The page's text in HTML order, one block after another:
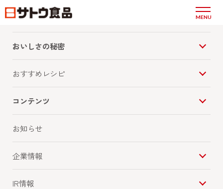
MENU
サトウ食品イチオシ！管理栄養士が考えた
2026年おすすめ もちレシピ６選 ～おもちを
食べて楽しいお正月を過ごそう～
『サトウ食品イチオシ！管理栄養士が考えた 2026
年おすすめ もちレシピ６選 ～おもちを食べて楽し
いお正月を過ごそう～』を掲載しました。
商品情報
おいしさの秘密
おすすめレシピ
コンテンツ
お知らせ
企業情報
IR情報